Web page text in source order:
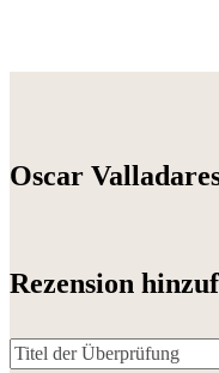
Oscar
Rezension